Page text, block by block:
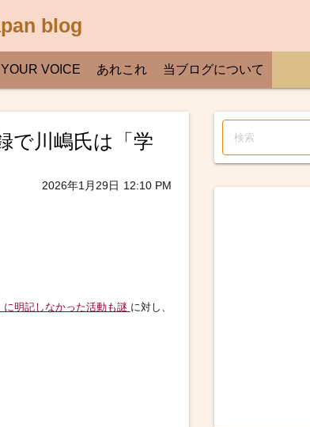
blog
YOUR VOICE あれこれ 当ブログについて
で川嶋氏は「学
2026年1月29日 12:10 PM
明記しなかった活動も謎 に対し、